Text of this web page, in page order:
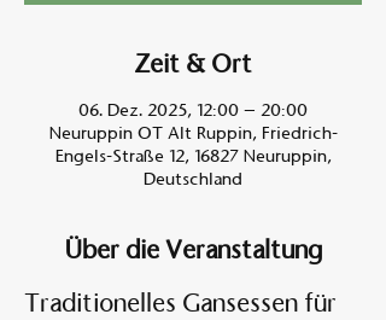
Zeit & Ort
06. Dez. 2025, 12:00 – 20:00
Neuruppin OT Alt Ruppin, Friedrich-
Engels-Straße 12, 16827 Neuruppin,
Deutschland
Über die Veranstaltung
Traditionelles Gansessen für